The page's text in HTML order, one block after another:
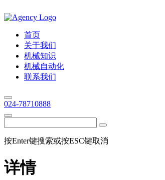
首页
关于我们
机械知识
机械自动化
联系我们
024-78710888
按Enter键搜索或按ESC键取消
详情